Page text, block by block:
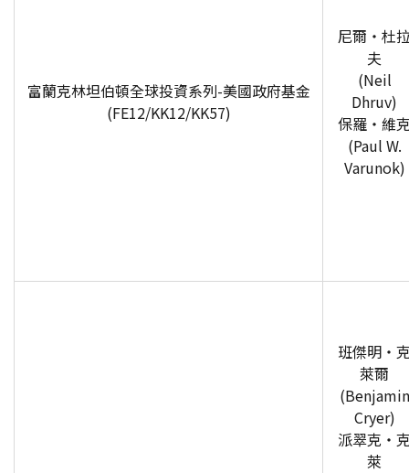
富蘭克林坦伯頓全球投資系列-美國政府基金
(FE12/KK12/KK57)
尼爾‧杜
夫
(Neil
Dhruv)
保羅‧維
(Paul W.
Varunok)
班傑明‧
萊爾
(Benjamin
Cryer)
派翠克‧
萊